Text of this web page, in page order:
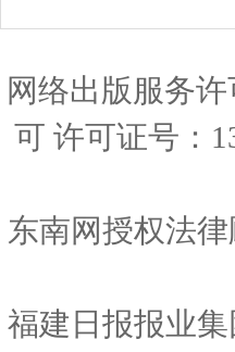
网络出版服务
可 许可证号：
东南网授权法
福建日报报业